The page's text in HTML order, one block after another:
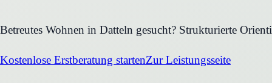
Betreutes Wohnen in Datteln gesucht? Strukturierte
Kostenlose Erstberatung startenZur Leistungsseite